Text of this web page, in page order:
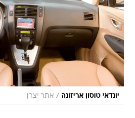
יונדאי טוסון אריזונה / אתר יצרן